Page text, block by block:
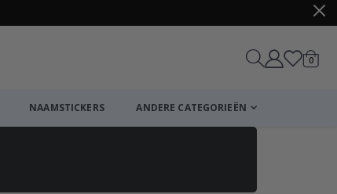
0
NAAMSTICKERS ANDERE CATEGORIEËN